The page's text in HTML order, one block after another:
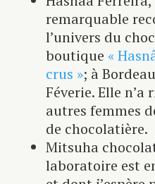
remarquable
l’univers du
boutique «
crus »; à
Féverie. Elle n’a
autres femmes
de chocolatière.
Mitsuha
laboratoire est